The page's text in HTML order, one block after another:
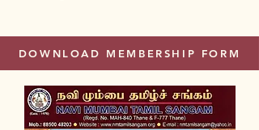
DOWNLOAD MEMBERSHIP FORM